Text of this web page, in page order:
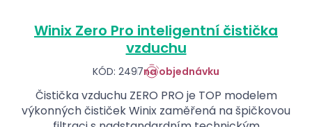
Winix Zero Pro inteligentní čistička
vzduchu
KÓD: 2497na objednávku
Čistička vzduchu ZERO PRO je TOP modelem
výkonných čističek Winix zaměřená na špičkovou